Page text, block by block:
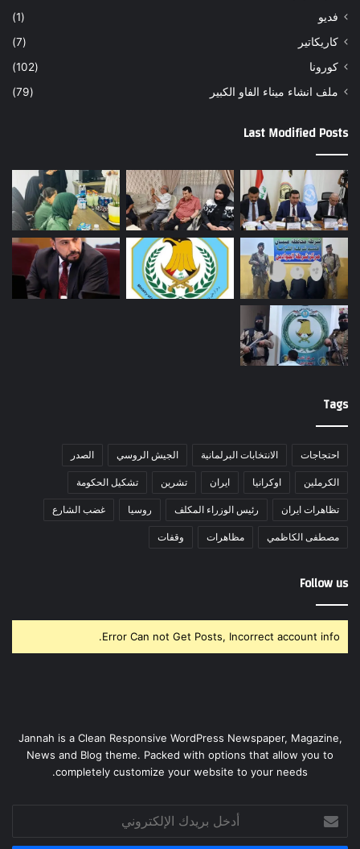
فديو
(1)
كاريكاتير
(7)
كورونا
(102)
ملف انشاء ميناء الفاو الكبير
(79)
Last Modified Posts
Tags
احتجاجات الانتخابات البرلمانية الجيش الروسي الصدر
الكرملين اوكرانيا ايران تشرين تشكيل الحكومة
تظاهرات ايران رئيس الوزراء المكلف روسيا غضب الشارع
مصطفى الكاظمي مظاهرات وقفات
Follow us
Error Can not Get Posts, Incorrect account info.
Jannah is a Clean Responsive WordPress Newspaper, Magazine,
News and Blog theme. Packed with options that allow you to
completely customize your website to your needs.
بريدك
الإلكتروني